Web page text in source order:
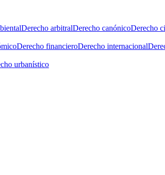
Derecho arbitralDerecho canónicoDerecho
Derecho financieroDerecho internacional
urbanístico